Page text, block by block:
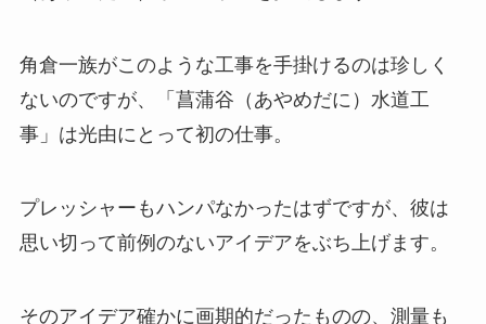
角倉一族がこのような工事を手掛けるのは珍しく
ないのですが、「菖蒲谷（あやめだに）水道工
事」は光由にとって初の仕事。
プレッシャーもハンパなかったはずですが、彼は
思い切って前例のないアイデアをぶち上げます。
そのアイデア確かに画期的だったものの、測量も